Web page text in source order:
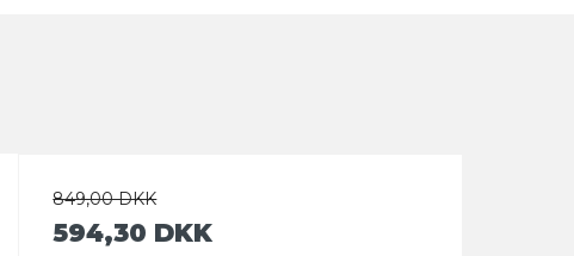
849,00 DKK
594,30 DKK